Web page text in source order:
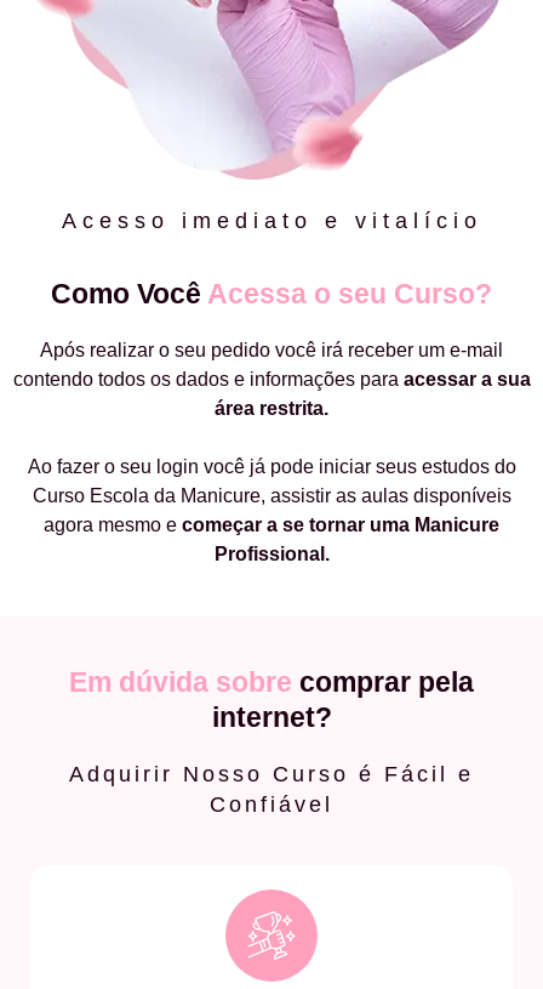
Acesso imediato e vitalício
Como Você Acessa o seu Curso?
Após realizar o seu pedido você irá receber um e-mail
contendo todos os dados e informações para acessar a sua
área restrita.
Ao fazer o seu login você já pode iniciar seus estudos do
Curso Escola da Manicure, assistir as aulas disponíveis
agora mesmo e começar a se tornar uma Manicure
Profissional.
Em dúvida sobre comprar pela
internet?
Adquirir Nosso Curso é Fácil e
Confiável